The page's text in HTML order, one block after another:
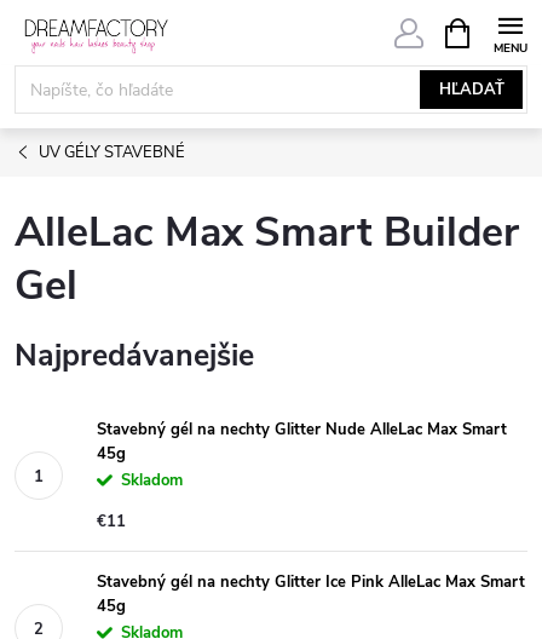
Prejsť
obsah
HĽADAŤ
KOŠÍK
UV GÉLY STAVEBNÉ
AlleLac Max Smart Builder
Gel
Najpredávanejšie
Stavebný gél na nechty Glitter Nude AlleLac Max Smart
45g
Skladom
€11
Stavebný gél na nechty Glitter Ice Pink AlleLac Max Smart
45g
Skladom